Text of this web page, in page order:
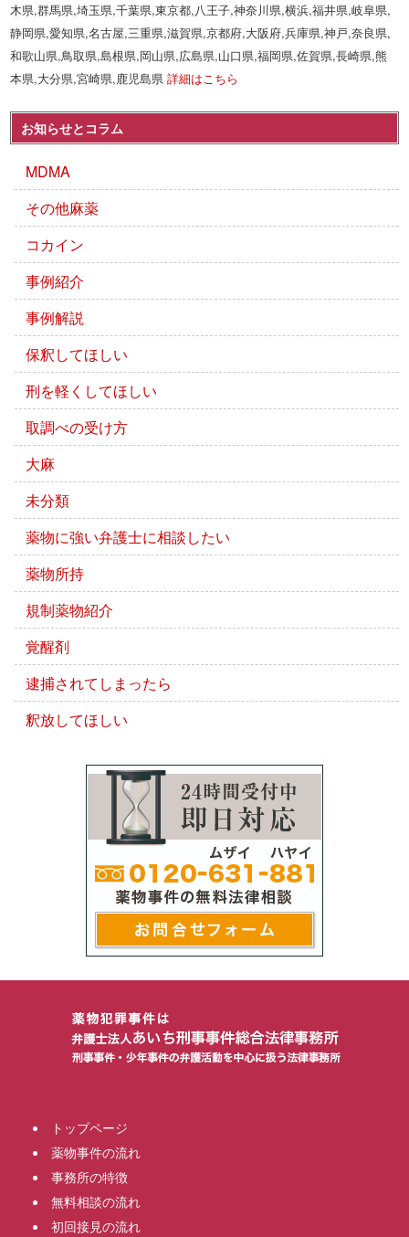
木県,群馬県,埼玉県,千葉県,東京都,八王子,神奈川県,横浜,福井県,岐阜県,
静岡県,愛知県,名古屋,三重県,滋賀県,京都府,大阪府,兵庫県,神戸,奈良県,
和歌山県,鳥取県,島根県,岡山県,広島県,山口県,福岡県,佐賀県,長崎県,熊
本県,大分県,宮崎県,鹿児島県詳細はこちら
お知らせとコラム
MDMA
その他麻薬
コカイン
事例紹介
事例解説
保釈してほしい
刑を軽くしてほしい
取調べの受け方
大麻
未分類
薬物に強い弁護士に相談したい
薬物所持
規制薬物紹介
覚醒剤
逮捕されてしまったら
釈放してほしい
トップページ
薬物事件の流れ
事務所の特徴
無料相談の流れ
初回接見の流れ